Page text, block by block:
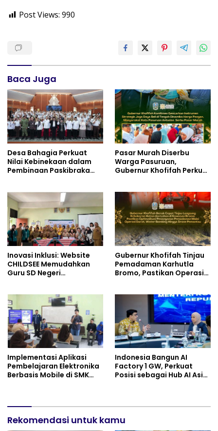
Post Views: 990
Baca Juga
Desa Bahagia Perkuat
Nilai Kebinekaan dalam
Pembinaan Paskibraka
Pasar Murah Diserbu
Warga Pasuruan,
Gubernur Khofifah Perkuat
Inovasi Inklusi: Website
CHILDSEE Memudahkan
Guru SD Negeri
Berkebutuhan Khusus
Gubernur Khofifah Tinjau
Pemadaman Karhutla
Bromo, Pastikan Operasi
Implementasi Aplikasi
Pembelajaran Elektronika
Berbasis Mobile di SMK
Indonesia Bangun AI
Factory 1 GW, Perkuat
Posisi sebagai Hub AI Asia
Rekomendasi untuk kamu